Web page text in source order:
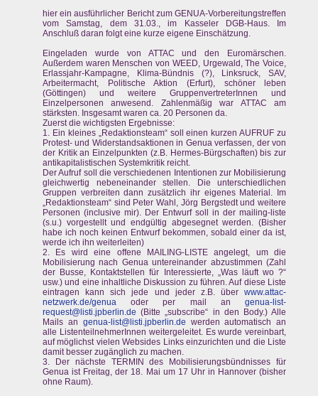
hier ein ausführlicher Bericht zum GENUA-Vorbereitungstreffen
vom Samstag, dem 31.03., im Kasseler DGB-Haus. Im
Anschluß daran folgt eine kurze eigene Einschätzung.
Eingeladen wurde von ATTAC und den Euromärschen.
Außerdem waren Menschen von WEED, Urgewald, The Voice,
Erlassjahr-Kampagne, Klima-Bündnis (?), Linksruck, SAV,
Arbeitermacht, Politische Aktion (Erfurt), schöner leben
(Göttingen) und weitere GruppenvertreterInnen und
Einzelpersonen anwesend. Zahlenmäßig war ATTAC am
stärksten. Insgesamt waren ca. 20 Personen da.
Zuerst die wichtigsten Ergebnisse:
1. Ein kleines „Redaktionsteam“ soll einen kurzen AUFRUF zu
Protest- und Widerstandsaktionen in Genua verfassen, der von
der Kritik an Einzelpunkten (z.B. Hermes-Bürgschaften) bis zur
antikapitalistischen Systemkritik reicht.
Der Aufruf soll die verschiedenen Intentionen zur Mobilisierung
gleichwertig nebeneinander stellen. Die unterschiedlichen
Gruppen verbreiten dann zusätzlich ihr eigenes Material. Im
„Redaktionsteam“ sind Peter Wahl, Jörg Bergstedt und weitere
Personen (inclusive mir). Der Entwurf soll in der mailing-liste
(s.u.) vorgestellt und endgültig abgesegnet werden. (Bisher
habe ich noch keinen Entwurf bekommen, sobald einer da ist,
werde ich ihn weiterleiten)
2. Es wird eine offene MAILING-LISTE angelegt, um die
Mobilisierung nach Genua untereinander abzustimmen (Zahl
der Busse, Kontaktstellen für Interessierte, „Was läuft wo ?“
usw.) und eine inhaltliche Diskussion zu führen. Auf diese Liste
eintragen kann sich jede und jeder z.B. überwww.attac-
netzwerk.de/genua oder per mail angenua-list-
request@listi.jpberlin.de (Bitte „subscribe“ in den Body.) Alle
Mails an genua-list@listi.jpberlin.de werden automatisch an
alle ListenteilnehmerInnen weitergeleitet. Es wurde vereinbart,
auf möglichst vielen Websides Links einzurichten und die Liste
damit besser zugänglich zu machen.
3. Der nächste TERMIN des Mobilisierungsbündnisses für
Genua ist Freitag, der 18. Mai um 17 Uhr in Hannover (bisher
ohne Raum).